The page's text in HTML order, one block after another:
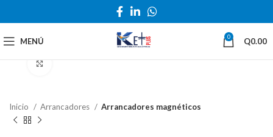
MENÚ 0 Q0.00
Inicio Arrancadores Arrancadores magnéticos